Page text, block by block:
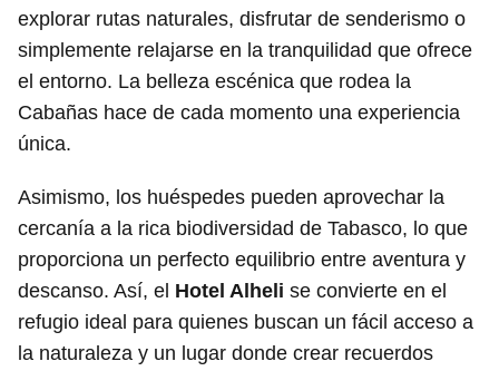
explorar rutas naturales, disfrutar de senderismo o
simplemente relajarse en la tranquilidad que ofrece
el entorno. La belleza escénica que rodea la
Cabañas hace de cada momento una experiencia
única.
Asimismo, los huéspedes pueden aprovechar la
cercanía a la rica biodiversidad de Tabasco, lo que
proporciona un perfecto equilibrio entre aventura y
descanso. Así, el Hotel Alheli se convierte en el
refugio ideal para quienes buscan un fácil acceso a
la naturaleza y un lugar donde crear recuerdos